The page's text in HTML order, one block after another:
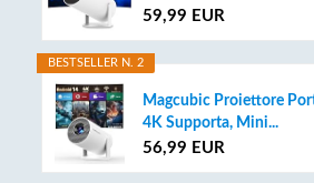
59,99 EUR
BESTSELLER N. 2
Magcubic Proiettore
4K Supporta, Mini...
56,99 EUR